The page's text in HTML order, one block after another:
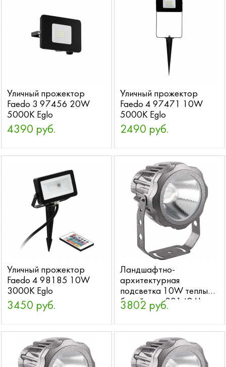
Уличный прожектор
Faedo 3 97456 20W
5000K Eglo
4390 руб.
Уличный прожектор
Faedo 4 97471 10W
5000K Eglo
2490 руб.
Уличный прожектор
Faedo 4 98185 10W
3000K Eglo
3450 руб.
Ландшафтно-
архитектурная
подсветка 10W теплый
белый свет 32149 LL-
886 Feron
3802 руб.